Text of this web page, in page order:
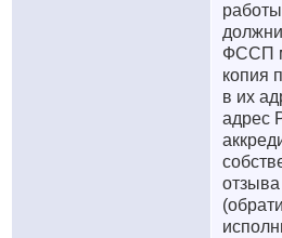
ФССП
копия
в их
адрес